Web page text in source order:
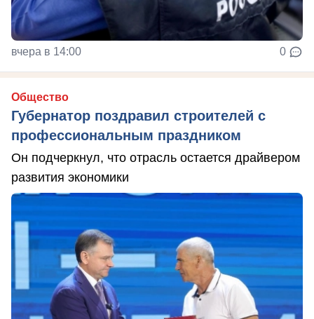
вчера в 14:00 0
Общество
Губернатор поздравил строителей с
профессиональным праздником
Он подчеркнул, что отрасль остается драйвером
развития экономики